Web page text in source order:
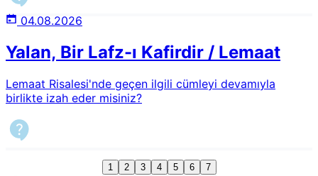
04.08.2026
Yalan, Bir Lafz-ı Kafirdir / Lemaat
Lemaat Risalesi'nde geçen ilgili cümleyi devamıyla
birlikte izah eder misiniz?
1 2 3 4 5 6 7